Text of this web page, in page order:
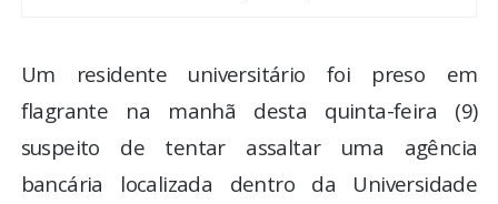
COLUNISTAS
Um residente universitário foi preso em
flagrante na manhã desta quinta-feira (9)
suspeito de tentar assaltar uma agência
bancária localizada dentro da Universidade